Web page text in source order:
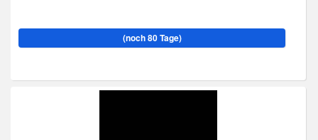
(noch 80 Tage)